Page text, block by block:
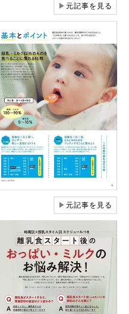
▶元記事を見る
▶元記事を見る